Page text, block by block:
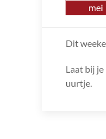
mei
Dit
Laat bij
uurtje.